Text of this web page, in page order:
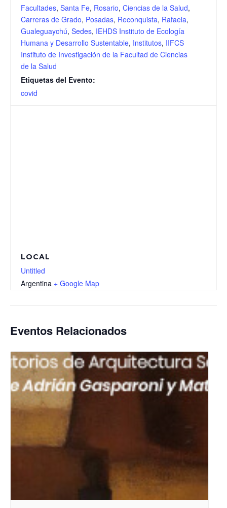
Facultades, Santa Fe, Rosario, Ciencias de la Salud,
Carreras de Grado, Posadas, Reconquista, Rafaela,
Gualeguaychú, Sedes, IEHDS Instituto de Ecología
Humana y Desarrollo Sustentable, Institutos, IIFCS
Instituto de Investigación de la Facultad de Ciencias
de la Salud
Etiquetas del Evento:
covid
LOCAL
Untitled
Argentina + Google Map
Eventos Relacionados